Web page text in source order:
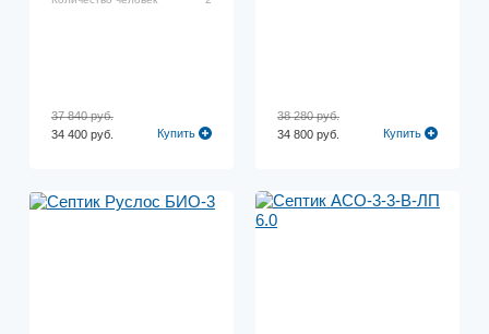
34 400 руб.
37 840 руб.
Купить
34 800 руб.
38 280 руб.
Купить